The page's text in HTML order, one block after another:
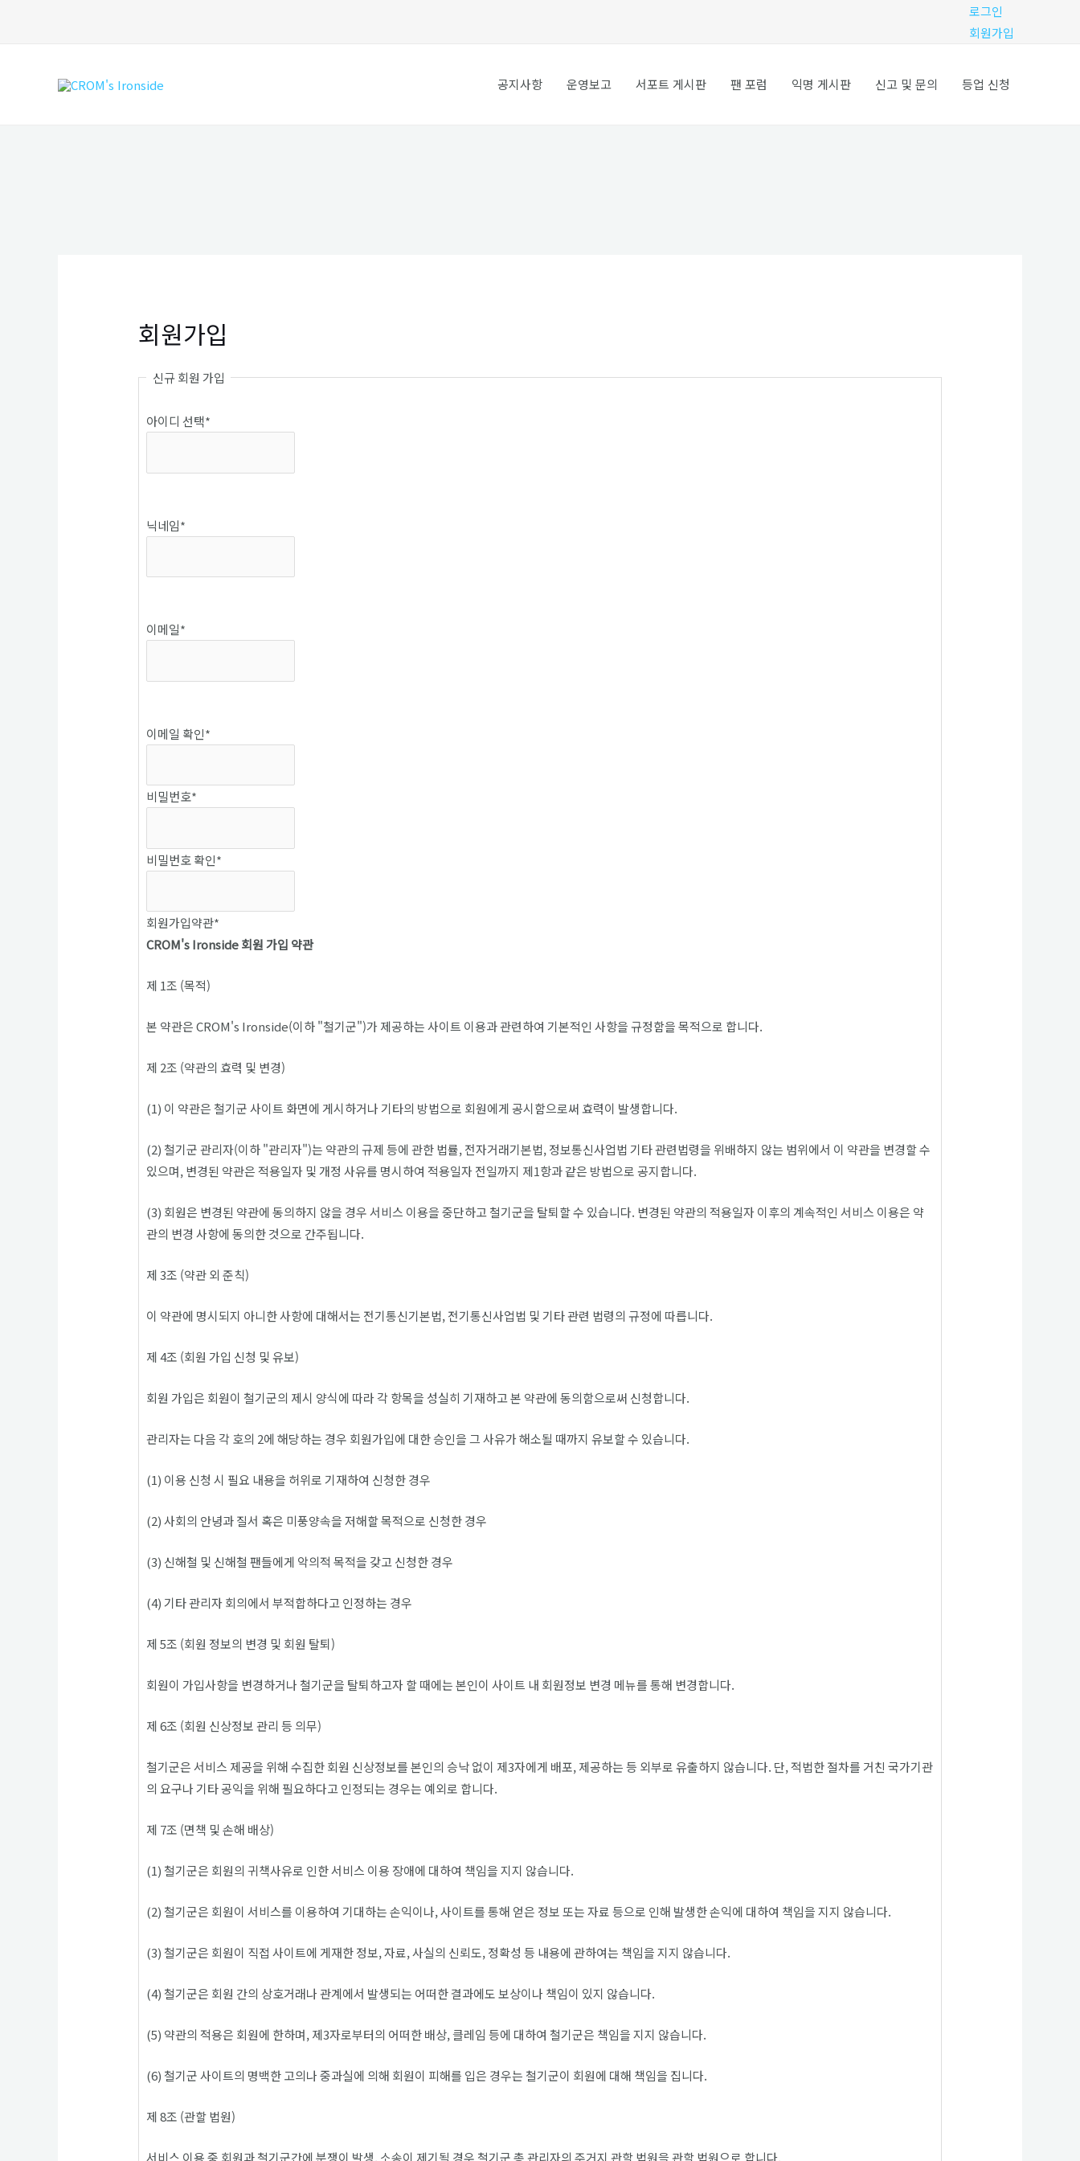
로그인
회원가입
공지사항 운영보고 서포트 게시판 팬 포럼 익명 게시판 신고 및 문의 등업 신청
회원가입
신규 회원 가입
아이디 선택*
닉네임*
이메일*
이메일 확인*
비밀번호*
비밀번호 확인*
회원가입약관*
CROM's Ironside 회원 가입 약관
제 1조 (목적)
본 약관은 CROM's Ironside(이하 "철기군")가 제공하는 사이트 이용과 관련하여 기본적인 사항을 규정함을 목적으로 합니다.
제 2조 (약관의 효력 및 변경)
(1) 이 약관은 철기군 사이트 화면에 게시하거나 기타의 방법으로 회원에게 공시함으로써 효력이 발생합니다.
(2) 철기군 관리자(이하 "관리자")는 약관의 규제 등에 관한 법률, 전자거래기본법, 정보통신사업법 기타 관련법령을 위배하지 않는 범위에서 이 약관을 변경할 수
있으며, 변경된 약관은 적용일자 및 개정 사유를 명시하여 적용일자 전일까지 제1항과 같은 방법으로 공지합니다.
(3) 회원은 변경된 약관에 동의하지 않을 경우 서비스 이용을 중단하고 철기군을 탈퇴할 수 있습니다. 변경된 약관의 적용일자 이후의 계속적인 서비스 이용은 약
관의 변경 사항에 동의한 것으로 간주됩니다.
제 3조 (약관 외 준칙)
이 약관에 명시되지 아니한 사항에 대해서는 전기통신기본법, 전기통신사업법 및 기타 관련 법령의 규정에 따릅니다.
제 4조 (회원 가입 신청 및 유보)
회원 가입은 회원이 철기군의 제시 양식에 따라 각 항목을 성실히 기재하고 본 약관에 동의함으로써 신청합니다.
관리자는 다음 각 호의 2에 해당하는 경우 회원가입에 대한 승인을 그 사유가 해소될 때까지 유보할 수 있습니다.
(1) 이용 신청 시 필요 내용을 허위로 기재하여 신청한 경우
(2) 사회의 안녕과 질서 혹은 미풍양속을 저해할 목적으로 신청한 경우
(3) 신해철 및 신해철 팬들에게 악의적 목적을 갖고 신청한 경우
(4) 기타 관리자 회의에서 부적합하다고 인정하는 경우
제 5조 (회원 정보의 변경 및 회원 탈퇴)
회원이 가입사항을 변경하거나 철기군을 탈퇴하고자 할 때에는 본인이 사이트 내 회원정보 변경 메뉴를 통해 변경합니다.
제 6조 (회원 신상정보 관리 등 의무)
철기군은 서비스 제공을 위해 수집한 회원 신상정보를 본인의 승낙 없이 제3자에게 배포, 제공하는 등 외부로 유출하지 않습니다. 단, 적법한 절차를 거친 국가기관
의 요구나 기타 공익을 위해 필요하다고 인정되는 경우는 예외로 합니다.
제 7조 (면책 및 손해 배상)
(1) 철기군은 회원의 귀책사유로 인한 서비스 이용 장애에 대하여 책임을 지지 않습니다.
(2) 철기군은 회원이 서비스를 이용하여 기대하는 손익이나, 사이트를 통해 얻은 정보 또는 자료 등으로 인해 발생한 손익에 대하여 책임을 지지 않습니다.
(3) 철기군은 회원이 직접 사이트에 게재한 정보, 자료, 사실의 신뢰도, 정확성 등 내용에 관하여는 책임을 지지 않습니다.
(4) 철기군은 회원 간의 상호거래나 관계에서 발생되는 어떠한 결과에도 보상이나 책임이 있지 않습니다.
(5) 약관의 적용은 회원에 한하며, 제3자로부터의 어떠한 배상, 클레임 등에 대하여 철기군은 책임을 지지 않습니다.
(6) 철기군 사이트의 명백한 고의나 중과실에 의해 회원이 피해를 입은 경우는 철기군이 회원에 대해 책임을 집니다.
제 8조 (관할 법원)